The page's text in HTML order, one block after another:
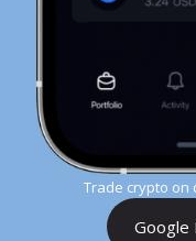
Trade crypto on
Google